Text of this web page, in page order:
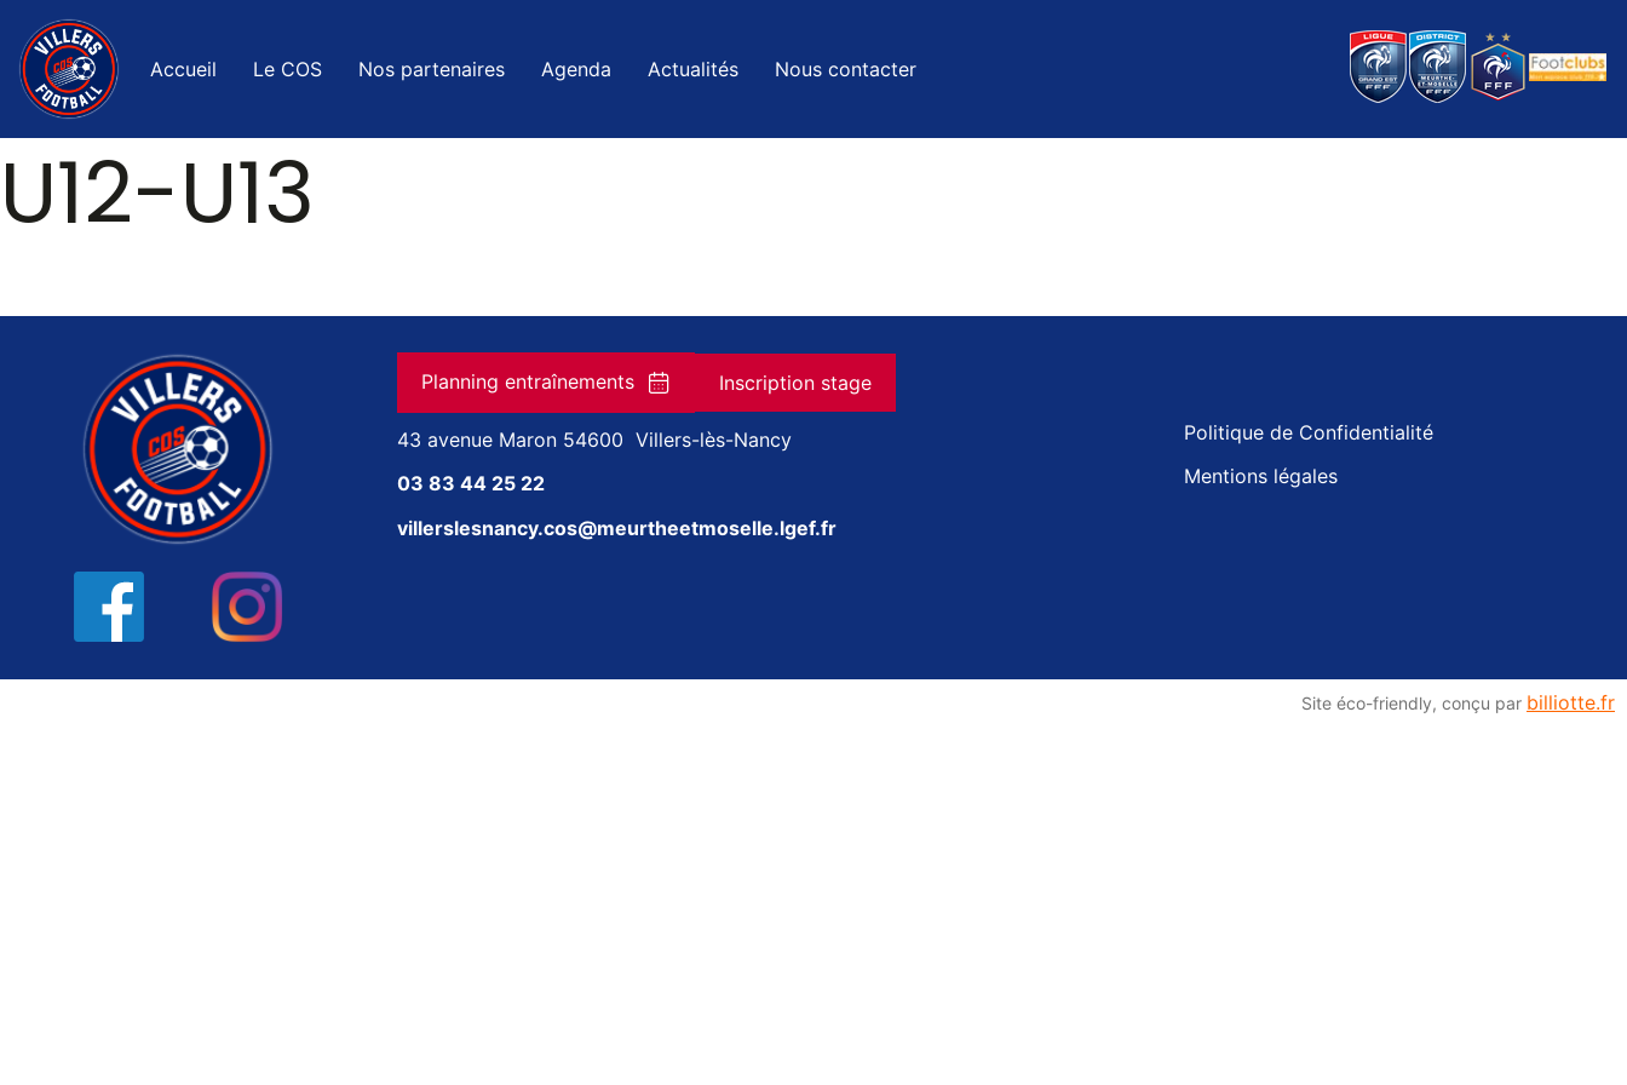
Accueil Le COS Nos partenaires Agenda Actualités Nous contacter
U12-U13
Planning entraînements Inscription stage
43 avenue Maron 54600 Villers-lès-Nancy
03 83 44 25 22
villerslesnancy.cos@meurtheetmoselle.lgef.fr
Politique de Confidentialité
Mentions légales
Site éco-friendly, conçu par billiotte.fr